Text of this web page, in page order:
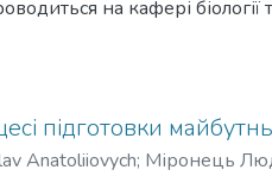
на кафері біології
«Копрофільні аскоміцети
територіального
збір матеріалу для їх
у різних
підготовки
Anatoliiovych; Міронець